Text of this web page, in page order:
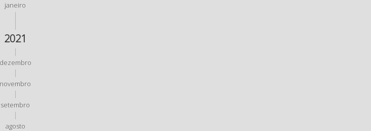
janeiro
2021
dezembro
novembro
setembro
agosto